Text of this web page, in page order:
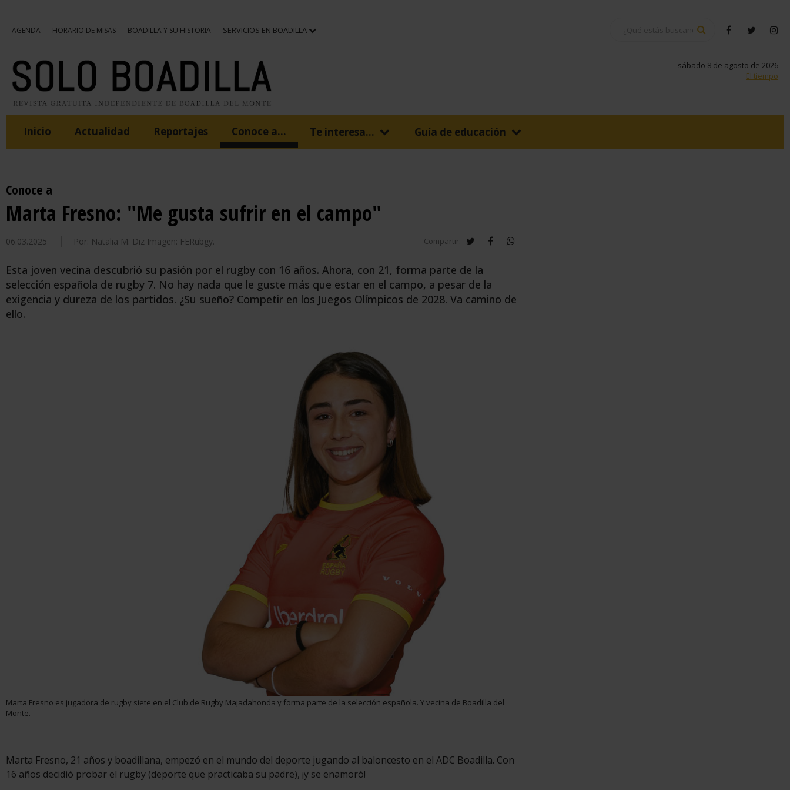
AGENDA HORARIO DE MISAS BOADILLA Y SU HISTORIA SERVICIOS EN BOADILLA BUSCARfacebooktwitter
sábado 8 de agosto de 2026
El tiempo
Inicio Actualidad Reportajes Conoce a... Te interesa... Guía de educación
Conoce a
Marta Fresno: "Me gusta sufrir en el campo"
06.03.2025 Por: Natalia M. Diz Imagen: FERubgy. Compartir: twitterfacebookwhatsapp
Esta joven vecina descubrió su pasión por el rugby con 16 años. Ahora, con 21, forma parte de la
selección española de rugby 7. No hay nada que le guste más que estar en el campo, a pesar de la
exigencia y dureza de los partidos. ¿Su sueño? Competir en los Juegos Olímpicos de 2028. Va camino de
ello.
Marta Fresno es jugadora de rugby siete en el Club de Rugby Majadahonda y forma parte de la selección española. Y vecina de Boadilla del
Monte.
Marta Fresno, 21 años y boadillana, empezó en el mundo del deporte jugando al baloncesto en el ADC Boadilla. Con
16 años decidió probar el rugby (deporte que practicaba su padre), ¡y se enamoró!